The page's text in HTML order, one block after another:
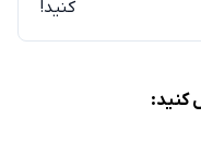
کنید!
کنید: